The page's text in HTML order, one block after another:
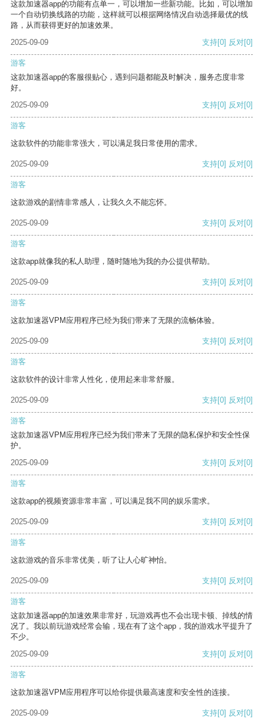
这款加速器app的功能有点单一，可以增加一些新功能。比如，可以增加
一个自动切换线路的功能，这样就可以根据网络情况自动选择最优的线
路，从而获得更好的加速效果。
2025-09-09
支持[0] 反对[0]
游客
这款加速器app的客服很贴心，遇到问题都能及时解决，服务态度非常
好。
2025-09-09
支持[0] 反对[0]
游客
这款软件的功能非常强大，可以满足我日常使用的需求。
2025-09-09 支持[0] 反对[0]
游客
这款游戏的剧情非常感人，让我久久不能忘怀。
2025-09-09 支持[0] 反对[0]
游客
这款app就像我的私人助理，随时随地为我的办公提供帮助。
2025-09-09 支持[0] 反对[0]
游客
这款加速器VPM应用程序已经为我们带来了无限的流畅体验。
2025-09-09 支持[0] 反对[0]
游客
这款软件的设计非常人性化，使用起来非常舒服。
2025-09-09 支持[0] 反对[0]
游客
这款加速器VPM应用程序已经为我们带来了无限的隐私保护和安全性保
护。
2025-09-09
支持[0] 反对[0]
游客
这款app的视频资源非常丰富，可以满足我不同的娱乐需求。
2025-09-09 支持[0] 反对[0]
游客
这款游戏的音乐非常优美，听了让人心旷神怡。
2025-09-09 支持[0] 反对[0]
游客
这款加速器app的加速效果非常好，玩游戏再也不会出现卡顿、掉线的情
况了。我以前玩游戏经常会输，现在有了这个app，我的游戏水平提升了
不少。
2025-09-09
支持[0] 反对[0]
游客
这款加速器VPM应用程序可以给你提供最高速度和安全性的连接。
2025-09-09 支持[0] 反对[0]